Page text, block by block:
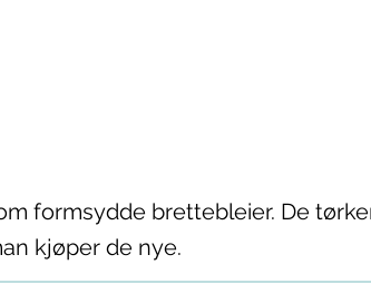
formsydde brettebleier. De
kjøper de nye.